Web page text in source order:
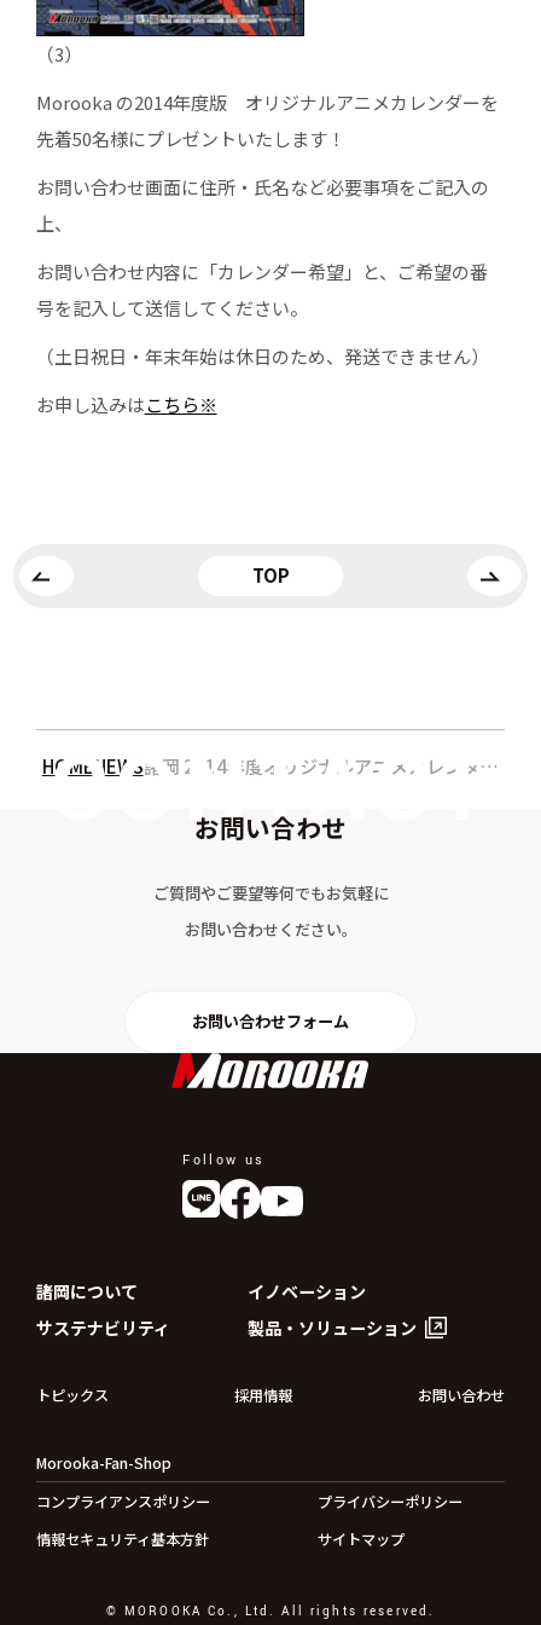
（3）
Morooka の2014年度版 オリジナルアニメカレンダーを
先着50名様にプレゼントいたします！
お問い合わせ画面に住所・氏名など必要事項をご記入の
上、
お問い合わせ内容に「カレンダー希望」と、ご希望の番
号を記入して送信してください。
（土日祝日・年末年始は休日のため、発送できません）
お申し込みはこちら※
TOP
HOMENEWS 諸岡 2014年度オリジナルアニメカレンダーをプレゼント！
お問い合わせ
ご質問やご要望等何でもお気軽に
お問い合わせください。
お問い合わせフォーム
Follow us
諸岡について
イノベーション
サステナビリティ
製品・ソリューション
トピックス 採用情報 お問い合わせ
Morooka-Fan-Shop
コンプライアンスポリシー
プライバシーポリシー
情報セキュリティ基本方針
サイトマップ
© MOROOKA Co., Ltd. All rights reserved.